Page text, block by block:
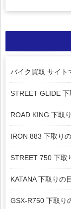
バイク買取 サイト
STREET GLIDE
ROAD KING 下取
IRON 883 下取り
STREET 750 下取
KATANA 下取りの
GSX-R750 下取り